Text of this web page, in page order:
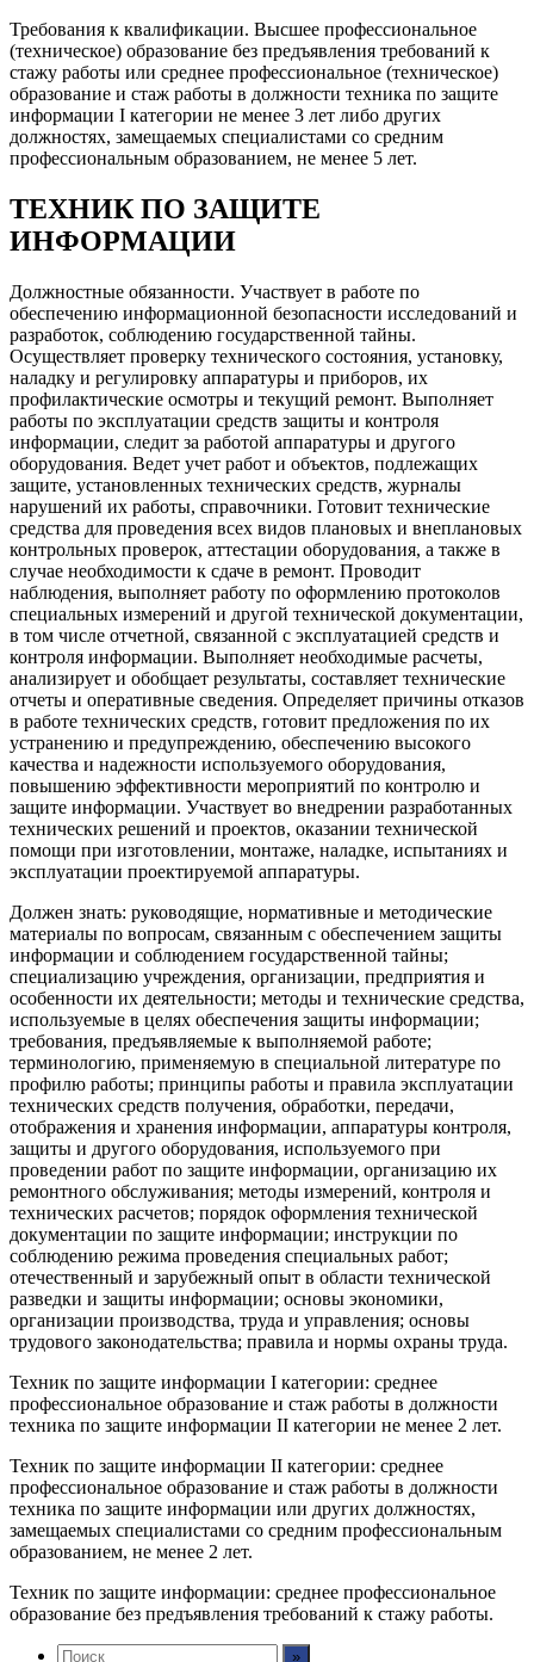
Требования к квалификации. Высшее профессиональное
(техническое) образование без предъявления требований к
стажу работы или среднее профессиональное (техническое)
образование и стаж работы в должности техника по защите
информации I категории не менее 3 лет либо других
должностях, замещаемых специалистами со средним
профессиональным образованием, не менее 5 лет.
ТЕХНИК ПО ЗАЩИТЕ
ИНФОРМАЦИИ
Должностные обязанности. Участвует в работе по
обеспечению информационной безопасности исследований и
разработок, соблюдению государственной тайны.
Осуществляет проверку технического состояния, установку,
наладку и регулировку аппаратуры и приборов, их
профилактические осмотры и текущий ремонт. Выполняет
работы по эксплуатации средств защиты и контроля
информации, следит за работой аппаратуры и другого
оборудования. Ведет учет работ и объектов, подлежащих
защите, установленных технических средств, журналы
нарушений их работы, справочники. Готовит технические
средства для проведения всех видов плановых и внеплановых
контрольных проверок, аттестации оборудования, а также в
случае необходимости к сдаче в ремонт. Проводит
наблюдения, выполняет работу по оформлению протоколов
специальных измерений и другой технической документации,
в том числе отчетной, связанной с эксплуатацией средств и
контроля информации. Выполняет необходимые расчеты,
анализирует и обобщает результаты, составляет технические
отчеты и оперативные сведения. Определяет причины отказов
в работе технических средств, готовит предложения по их
устранению и предупреждению, обеспечению высокого
качества и надежности используемого оборудования,
повышению эффективности мероприятий по контролю и
защите информации. Участвует во внедрении разработанных
технических решений и проектов, оказании технической
помощи при изготовлении, монтаже, наладке, испытаниях и
эксплуатации проектируемой аппаратуры.
Должен знать: руководящие, нормативные и методические
материалы по вопросам, связанным с обеспечением защиты
информации и соблюдением государственной тайны;
специализацию учреждения, организации, предприятия и
особенности их деятельности; методы и технические средства,
используемые в целях обеспечения защиты информации;
требования, предъявляемые к выполняемой работе;
терминологию, применяемую в специальной литературе по
профилю работы; принципы работы и правила эксплуатации
технических средств получения, обработки, передачи,
отображения и хранения информации, аппаратуры контроля,
защиты и другого оборудования, используемого при
проведении работ по защите информации, организацию их
ремонтного обслуживания; методы измерений, контроля и
технических расчетов; порядок оформления технической
документации по защите информации; инструкции по
соблюдению режима проведения специальных работ;
отечественный и зарубежный опыт в области технической
разведки и защиты информации; основы экономики,
организации производства, труда и управления; основы
трудового законодательства; правила и нормы охраны труда.
Техник по защите информации I категории: среднее
профессиональное образование и стаж работы в должности
техника по защите информации II категории не менее 2 лет.
Техник по защите информации II категории: среднее
профессиональное образование и стаж работы в должности
техника по защите информации или других должностях,
замещаемых специалистами со средним профессиональным
образованием, не менее 2 лет.
Техник по защите информации: среднее профессиональное
образование без предъявления требований к стажу работы.